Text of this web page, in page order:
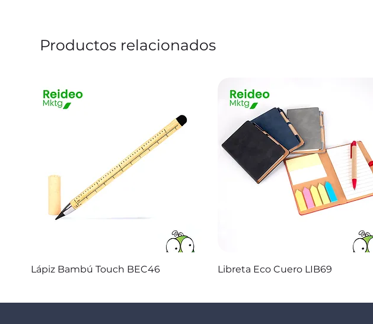
Productos relacionados
Vista rápida
Lápiz Bambú Touch BEC46 Vista rápida
Libreta Eco Cuero LIB69